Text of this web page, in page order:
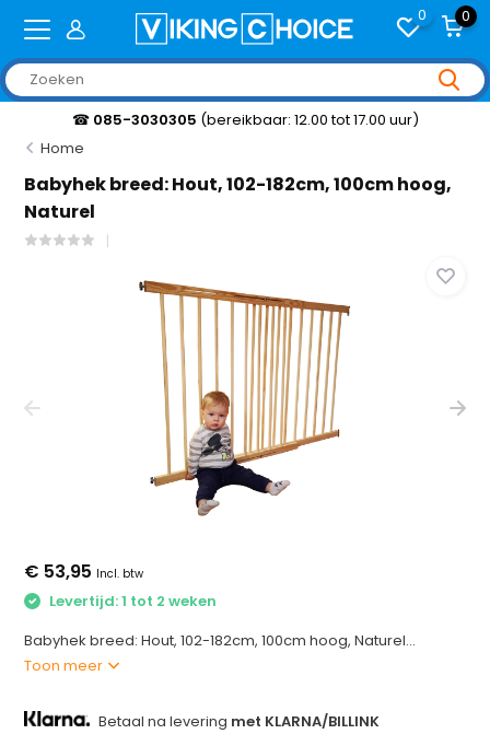
0 0
☎ 085-3030305 (bereikbaar: 12.00 tot 17.00 uur)
Home
Babyhek breed: Hout, 102-182cm, 100cm hoog,
Naturel
€ 53,95 Incl. btw
Levertijd: 1 tot 2 weken
Babyhek breed: Hout, 102-182cm, 100cm hoog, Naturel...
Toon meer
Betaal na levering met KLARNA/BILLINK